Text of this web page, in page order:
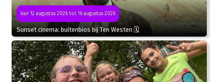
Van 12 augustus 2026 tot 16 augustus 2026
Sunset cinema: buitenbios bij Ten Westen 🗓